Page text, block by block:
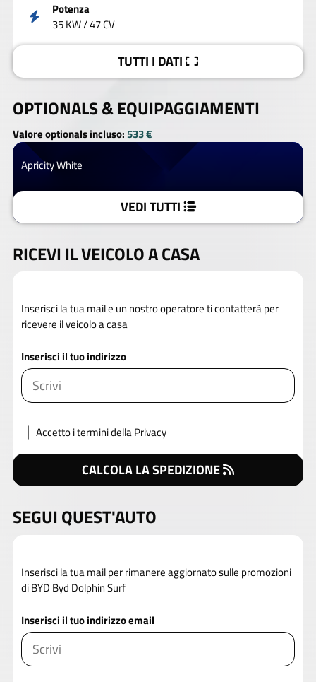
Potenza
35 KW / 47 CV
TUTTI I DATI
OPTIONALS &EQUIPAGGIAMENTI
Valore optionals incluso:533 €
Apricity White
VEDI TUTTI
RICEVI IL VEICOLO A CASA
Inserisci la tua mail e un nostro operatore ti contatterà per
ricevere il veicolo a casa
Inserisci il tuo indirizzo
Accettoi termini della Privacy
CALCOLA LA SPEDIZIONE
SEGUI QUEST'AUTO
Inserisci la tua mail per rimanere aggiornato sulle promozioni
di BYD Byd Dolphin Surf
Inserisci il tuo indirizzo email